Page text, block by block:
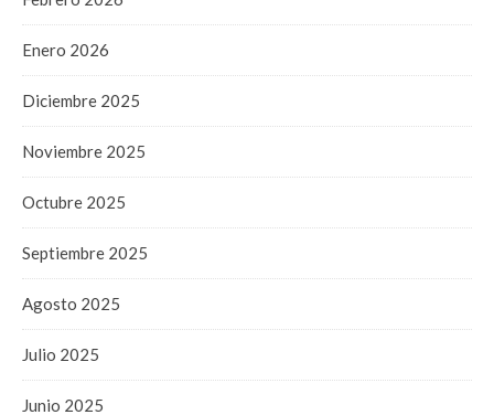
Enero 2026
Diciembre 2025
Noviembre 2025
Octubre 2025
Septiembre 2025
Agosto 2025
Julio 2025
Junio 2025